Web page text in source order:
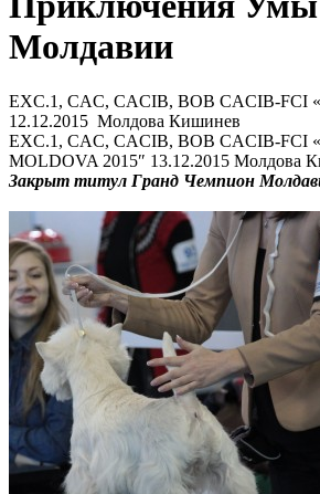
Молдавии
EXC.1, CAC, CACIB, BOB CACIB-FCI
12.12.2015 Молдова Кишинев
EXC.1, CAC, CACIB, BOB CACIB-FCI
MOLDOVA 2015″ 13.12.2015 Молдова
Закрыт титул Гранд Чемпион